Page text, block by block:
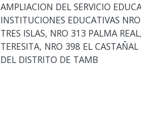
AMPLIACION DEL SERVICIO
INSTITUCIONES EDUCATIVAS
TRES ISLAS, NRO 313 PALMA
TERESITA, NRO 398 EL
DEL DISTRITO DE TAMB